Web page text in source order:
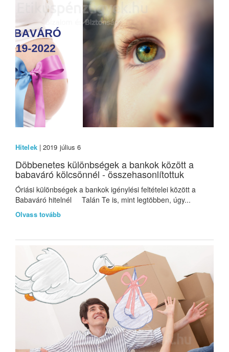
Hitelek| 2019 július 6
Döbbenetes különbségek a bankok között a
babaváró kölcsönnél - összehasonlítottuk
Óriási különbségek a bankok igénylési feltételei között a
Babaváró hitelnél Talán Te is, mint legtöbben, úgy...
Olvass tovább